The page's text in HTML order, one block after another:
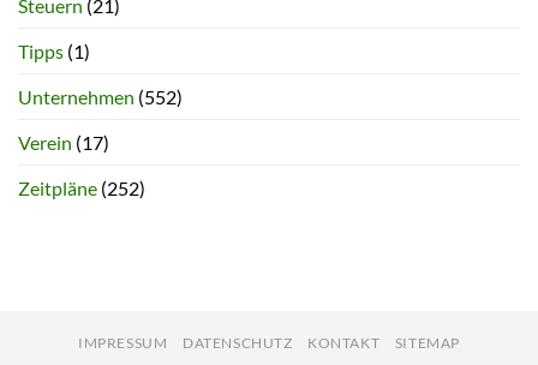
Steuern (21)
Tipps (1)
Unternehmen (552)
Verein (17)
Zeitpläne (252)
IMPRESSUM DATENSCHUTZ KONTAKT SITEMAP